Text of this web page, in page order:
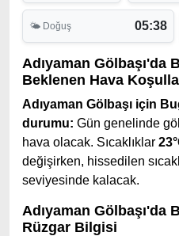
🌤 Doğuş 05:38
Adıyaman Gölbaşı'da
Beklenen Hava
Adıyaman Gölbaşı için
durumu: Gün genelinde
hava olacak. Sıcaklıklar
değişirken, hissedilen
seviyesinde kalacak.
Adıyaman Gölbaşı'da
Rüzgar Bilgisi